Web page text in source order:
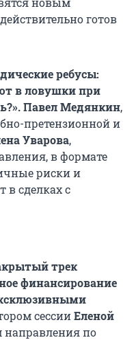
готов
ребусы:
в ловушки при
Павел Медянкин,
претензионной и
Уварова,
в формате
риски и
в сделках с
трек
финансирование
сессииЕленой
направления по